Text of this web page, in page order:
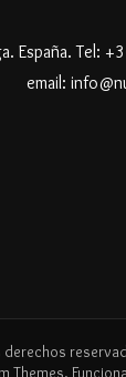
España.
derechos
Themes.